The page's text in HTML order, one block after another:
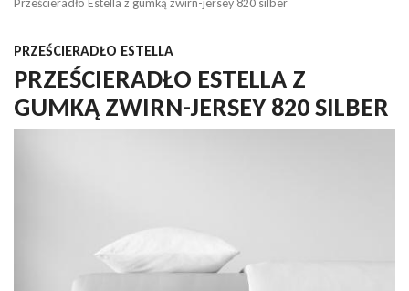
Prześcieradło Estella z gumką zwirn-jersey 820 silber
PRZEŚCIERADŁO ESTELLA
PRZEŚCIERADŁO ESTELLA Z
GUMKĄ ZWIRN-JERSEY 820 SILBER